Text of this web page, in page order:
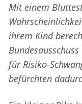
Mit einem
ihrem Kind
für Risiko-
befürchten